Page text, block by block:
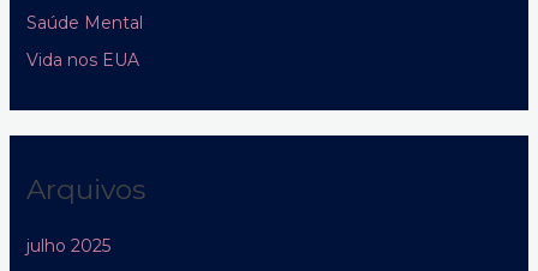
Saúde Mental
Vida nos EUA
Arquivos
julho 2025